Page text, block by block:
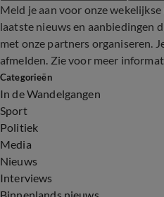
Meld je aan voor onze
laatste nieuws en aanbiedingen
met onze partners organiseren.
afmelden. Zie voor meer
Categorieën
In de Wandelgangen
Sport
Politiek
Media
Nieuws
Interviews